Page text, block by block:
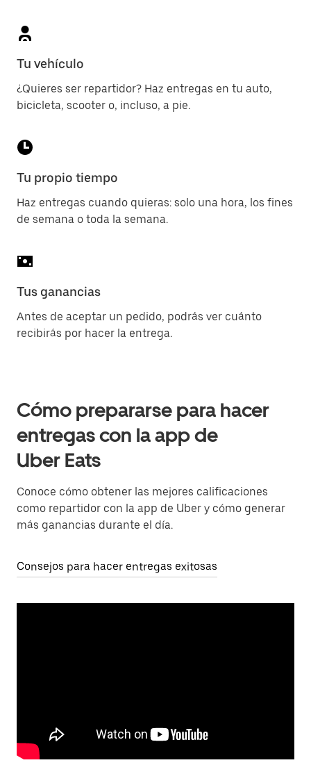
Tu vehículo
¿Quieres ser repartidor? Haz entregas en tu auto,
bicicleta, scooter o, incluso, a pie.
Tu propio tiempo
Haz entregas cuando quieras: solo una hora, los fines
de semana o toda la semana.
Tus ganancias
Antes de aceptar un pedido, podrás ver cuánto
recibirás por hacer la entrega.
Cómo prepararse para hacer
entregas con la app de
Uber Eats
Conoce cómo obtener las mejores calificaciones
como repartidor con la app de Uber y cómo generar
más ganancias durante el día.
Consejos para hacer entregas exitosas